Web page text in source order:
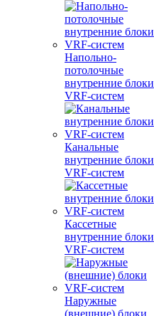
Напольно-
потолочные
внутренние блоки
VRF-систем
Канальные
внутренние блоки
VRF-систем
Кассетные
внутренние блоки
VRF-систем
Наружные
(внешние) блоки